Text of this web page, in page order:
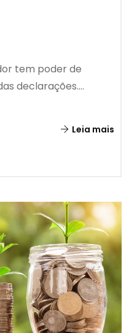
tem poder de
declarações....
Leia mais